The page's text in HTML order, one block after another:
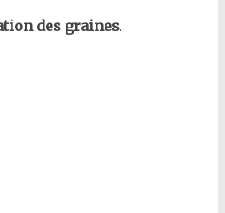
des graines.